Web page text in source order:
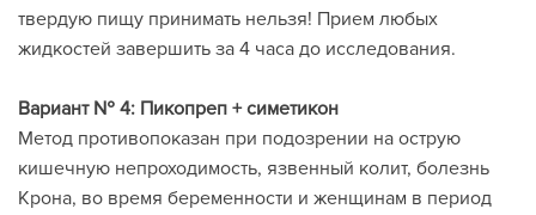
твердую пищу принимать нельзя! Прием любых
жидкостей завершить за 4 часа до исследования.
Вариант № 4: Пикопреп + симетикон
Метод противопоказан при подозрении на острую
кишечную непроходимость, язвенный колит, болезнь
Крона, во время беременности и женщинам в период